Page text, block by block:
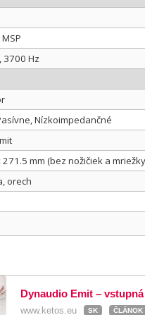
3700 Hz
Nízkoimpedančné
mm (bez nožičiek a
orech
Dynaudio Emit –
www.ketos.eu SK ČLÁNOK